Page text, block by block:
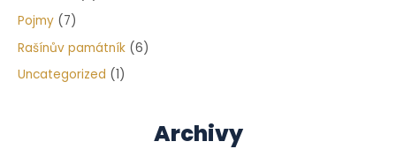
Pojmy (7)
Rašínův památník (6)
Uncategorized (1)
Archivy